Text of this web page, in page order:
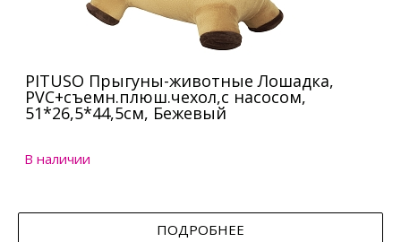
PITUSO Прыгуны-животные Лошадка,
PVC+съемн.плюш.чехол,с насосом,
51*26,5*44,5см, Бежевый
В наличии
ПОДРОБНЕЕ